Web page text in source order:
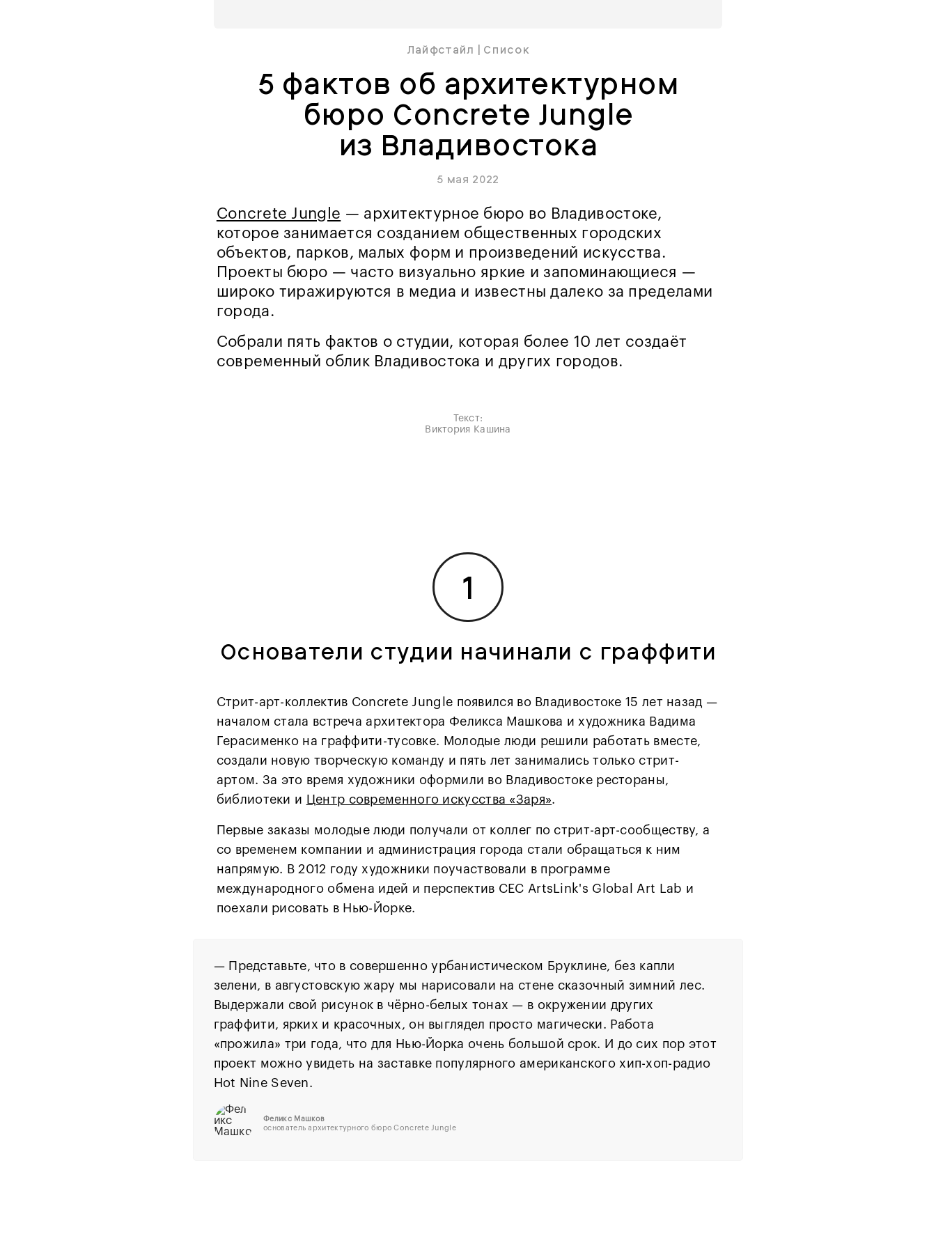
Лайфстайл | Список
5 фактов об архитектурном
бюро Concrete Jungle
из Владивостока
5 мая 2022
Concrete Jungle — архитектурное бюро во Владивостоке,
которое занимается созданием общественных городских
объектов, парков, малых форм и произведений искусства.
Проекты бюро — часто визуально яркие и запоминающиеся —
широко тиражируются в медиа и известны далеко за пределами
города.
Собрали пять фактов о студии, которая более 10 лет создаёт
современный облик Владивостока и других городов.
Текст:
Виктория Кашина
1
Основатели студии начинали с граффити
Стрит-арт-коллектив Concrete Jungle появился во Владивостоке 15 лет назад —
началом стала встреча архитектора Феликса Машкова и художника Вадима
Герасименко на граффити-тусовке. Молодые люди решили работать вместе,
создали новую творческую команду и пять лет занимались только стрит-
артом. За это время художники оформили во Владивостоке рестораны,
библиотеки и
Центр современного искусства «Заря».
Первые заказы молодые люди получали от коллег по стрит-арт-сообществу, а
со временем компании и администрация города стали обращаться к ним
напрямую. В 2012 году художники поучаствовали в программе
международного обмена идей и перспектив CEC ArtsLink's Global Art Lab и
поехали рисовать в Нью-Йорке.
— Представьте, что в совершенно урбанистическом Бруклине, без капли
зелени, в августовскую жару мы нарисовали на стене сказочный зимний лес.
Выдержали свой рисунок в чёрно-белых тонах — в окружении других
граффити, ярких и красочных, он выглядел просто магически. Работа
«прожила» три года, что для Нью-Йорка очень большой срок. И до сих пор этот
проект можно увидеть на заставке популярного американского хип-хоп-радио
Hot Nine Seven.
Феликс Машков
основатель архитектурного бюро Concrete Jungle